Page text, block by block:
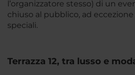
l’organizzatore stesso) di un
chiuso al pubblico, ad
speciali.
Terrazza 12, tra lusso e